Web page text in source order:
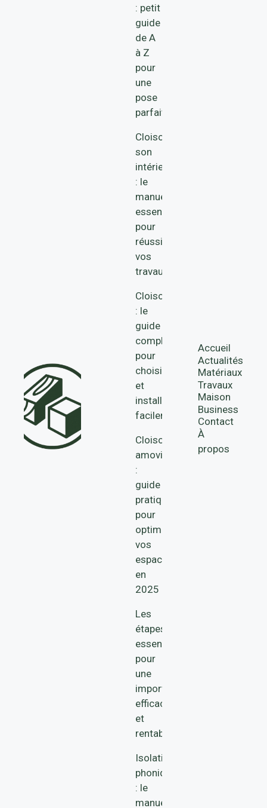
: petit
guide
de A
à Z
pour
une
pose
parfaite
Cloisonner
son
intérieur
: le
manuel
essentiel
pour
réussir
vos
travaux
Cloison
: le
guide
complet
pour
choisir
et
installer
facilement
Cloisons
amovibles
:
guide
pratique
pour
optimiser
vos
espaces
en
2025
Les
étapes
essentielles
pour
une
importation
efficace
et
rentable
Isolation
phonique
: le
manuel
Accueil
Actualités
Matériaux
Travaux
Maison
Business
Contact
À
propos